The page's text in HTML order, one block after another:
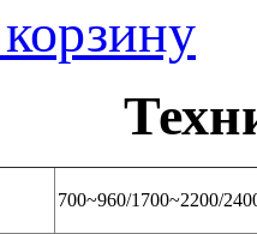
700~960/1700~2200/